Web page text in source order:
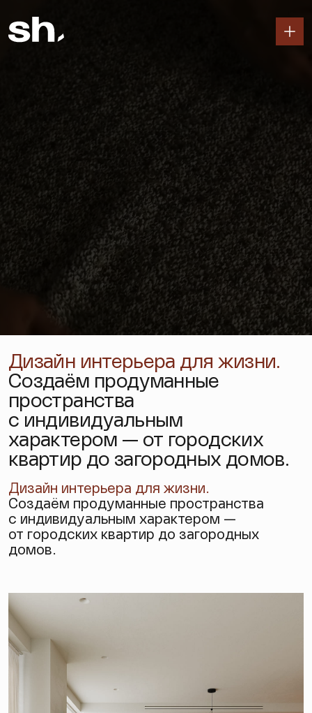
Дизайн интерьера для жизни.
Создаём продуманные
пространства
с индивидуальным
характером — от городских
квартир до загородных домов.
Дизайн интерьера для жизни.
Создаём продуманные пространства
с индивидуальным характером —
от городских квартир до загородных
домов.